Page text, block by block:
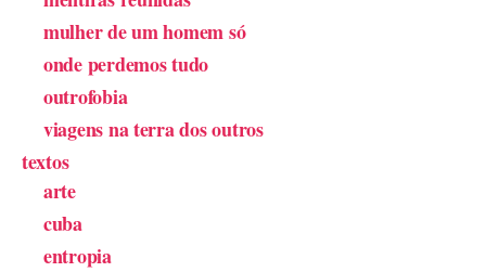
mulher de um homem só
onde perdemos tudo
outrofobia
viagens na terra dos outros
textos
arte
cuba
entropia